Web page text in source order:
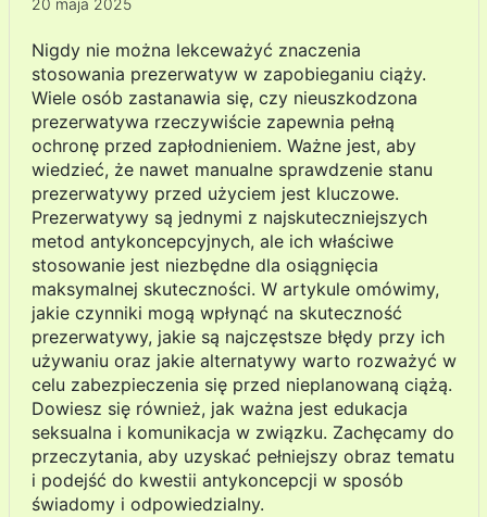
20 maja 2025
Nigdy nie można lekceważyć znaczenia
stosowania prezerwatyw w zapobieganiu ciąży.
Wiele osób zastanawia się, czy nieuszkodzona
prezerwatywa rzeczywiście zapewnia pełną
ochronę przed zapłodnieniem. Ważne jest, aby
wiedzieć, że nawet manualne sprawdzenie stanu
prezerwatywy przed użyciem jest kluczowe.
Prezerwatywy są jednymi z najskuteczniejszych
metod antykoncepcyjnych, ale ich właściwe
stosowanie jest niezbędne dla osiągnięcia
maksymalnej skuteczności. W artykule omówimy,
jakie czynniki mogą wpłynąć na skuteczność
prezerwatywy, jakie są najczęstsze błędy przy ich
używaniu oraz jakie alternatywy warto rozważyć w
celu zabezpieczenia się przed nieplanowaną ciążą.
Dowiesz się również, jak ważna jest edukacja
seksualna i komunikacja w związku. Zachęcamy do
przeczytania, aby uzyskać pełniejszy obraz tematu
i podejść do kwestii antykoncepcji w sposób
świadomy i odpowiedzialny.